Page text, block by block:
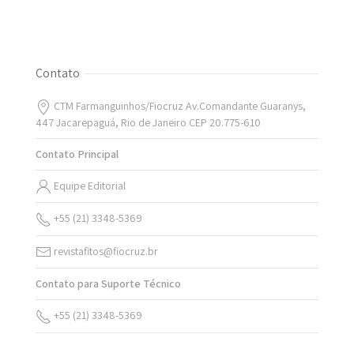
Contato
CTM Farmanguinhos/Fiocruz Av.Comandante Guaranys,
447 Jacarepaguá, Rio de Janeiro CEP 20.775-610
Contato Principal
Equipe Editorial
+55 (21) 3348-5369
revistafitos@fiocruz.br
Contato para Suporte Técnico
+55 (21) 3348-5369